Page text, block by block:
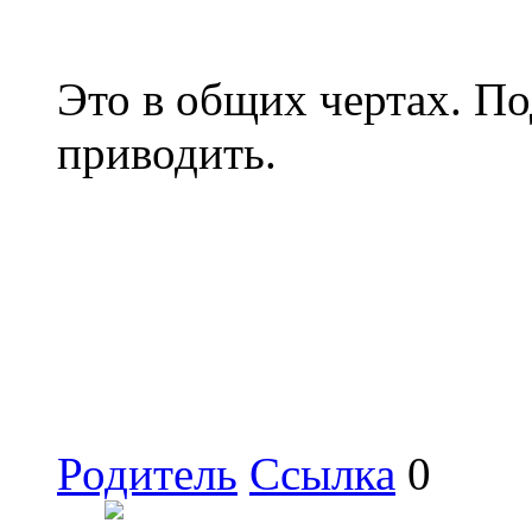
Это в общих чертах.
приводить.
Родитель Ссылка 0